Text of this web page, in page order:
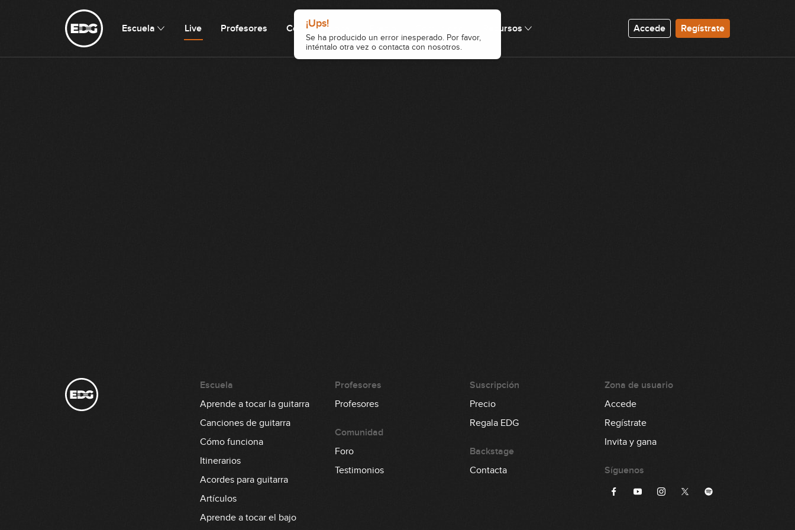
¡Ups!
Se ha producido un error inesperado. Por favor,
inténtalo otra vez o contacta con nosotros.
Escuela Live Profesores Cómo funciona Recursos Accede Regístrate
Escuela
Aprende a tocar la guitarra
Canciones de guitarra
Cómo funciona
Itinerarios
Acordes para guitarra
Artículos
Aprende a tocar el bajo
Profesores
Profesores
Comunidad
Foro
Testimonios
Suscripción
Precio
Regala EDG
Backstage
Contacta
Zona de usuario
Accede
Regístrate
Invita y gana
Síguenos